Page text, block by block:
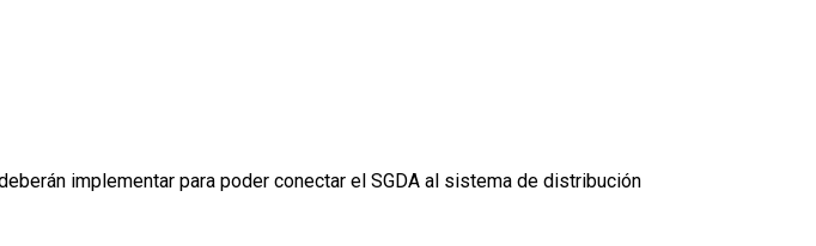
implementar para poder conectar el SGDA al sistema de distribución